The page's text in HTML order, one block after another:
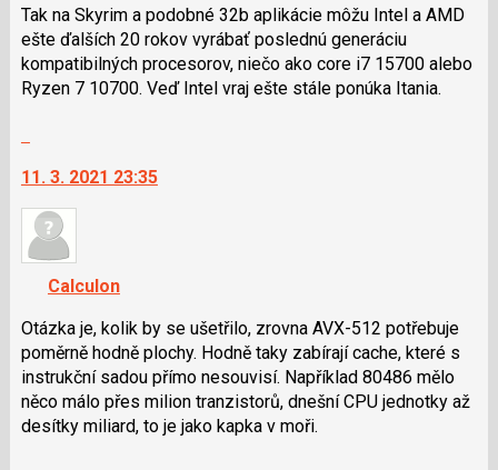
použít
i
klávesy
N
P
pro
předchozí
nový
názor
Tak na Skyrim a podobné 32b aplikácie môžu Intel a AMD
ešte ďalších 20 rokov vyrábať poslednú generáciu
kompatibilných procesorov, niečo ako core i7 15700 alebo
Ryzen 7 10700. Veď Intel vraj ešte stále ponúka Itania.
další
nový
názor.
navigaci
lze
použít
i
klávesy
N
pro
11. 3. 2021 23:35
Calculon
Otázka je, kolik by se ušetřilo, zrovna AVX-512 potřebuje
poměrně hodně plochy. Hodně taky zabírají cache, které s
instrukční sadou přímo nesouvisí. Například 80486 mělo
něco málo přes milion tranzistorů, dnešní CPU jednotky až
desítky miliard, to je jako kapka v moři.